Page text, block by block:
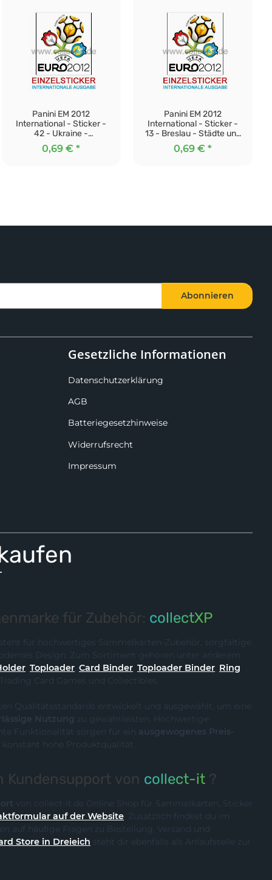
Panini EM 2012
International - Sticker -
42 - Ukraine -
Geschichte
0,69 €*
Panini EM 2012
International - Sticker -
13 - Breslau - Städte und
Stadien
0,69 €*
Abonnieren
Gesetzliche Informationen
Datenschutzerklärung
AGB
Batteriegesetzhinweise
Widerrufsrecht
Impressum
für Zubehör: collectXP
für hochwertiges Sammelkarten-Zubehör, sorgfältige
Design. Zum Sortiment gehören unter anderem
, Toploader, Card Binder, Toploader Binder, Ring
Card Games und Collectibles.
Qualitätsstandards entwickelt und ausgewählt, um eine
Nutzung zu gewährleisten. Hochwertige
Funktionalität sorgen für ein ausgewogenes Preis-
hohe Produktqualität.
Kundensupport von collect-it ?
von collect-it.de Online Shop für Sammelkarten, Sticker
auf der Website. Zusätzlich findest du im
auf häufige Fragen zu Bestellung, Versand und
Store in Dreieich steht dir ebenfalls als Anlaufstelle zur